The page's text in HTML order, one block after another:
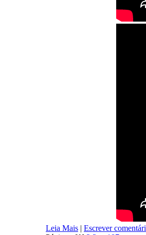
Leia Mais | Escrever